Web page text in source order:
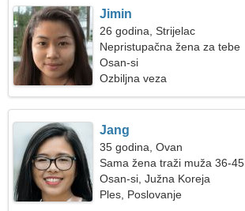
Jimin
26 godina, Strijelac
Nepristupačna žena za tebe
Osan-si
Ozbiljna veza
Jang
35 godina, Ovan
Sama žena traži muža 36-45
Osan-si, Južna Koreja
Ples, Poslovanje